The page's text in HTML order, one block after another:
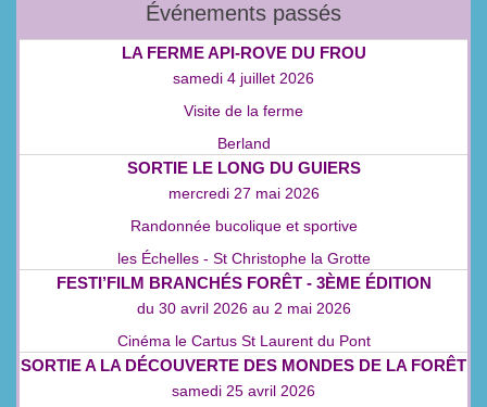
Événements passés
LA FERME API‑ROVE DU FROU
samedi 4 juillet 2026
Visite de la ferme
Berland
SORTIE LE LONG DU GUIERS
mercredi 27 mai 2026
Randonnée bucolique et sportive
les Échelles - St Christophe la Grotte
FESTI’FILM BRANCHÉS FORÊT - 3ÈME ÉDITION
du 30 avril 2026 au 2 mai 2026
Cinéma le Cartus St Laurent du Pont
SORTIE A LA DÉCOUVERTE DES MONDES DE LA FORÊT
samedi 25 avril 2026